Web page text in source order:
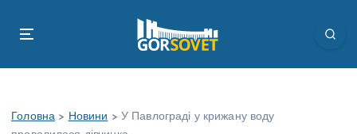
Головна > Новини > У Павлограді у крижану воду